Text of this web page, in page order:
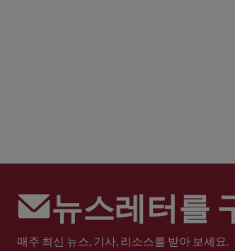
뉴스레터를
매주 최신 뉴스, 기사, 리소스를 받아 보세요.